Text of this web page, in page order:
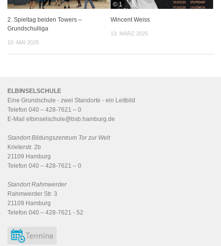
2. Spieltag beiden Towers –
Grundschulliga
10. MAI 2025
© 1
Wincent Weiss
13. MÄRZ 2025
ELBINSELSCHULE
Eine Grundschule - zwei Standorte - ein Leitbild
Telefon 040 – 428-7621 – 0
E-Mail elbinselschule@bsb.hamburg.de
Standort Bildungszentrum Tor zur Welt
Krieterstr. 2b
21109 Hamburg
Telefon 040 – 428-7621 – 0
Standort Rahmwerder
Rahmwerder Str. 3
21109 Hamburg
Telefon 040 – 428-7621 - 52